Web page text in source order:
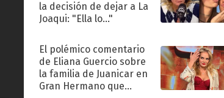
la decisión de dejar a La
Joaqui: "Ella lo..."
El polémico comentario
de Eliana Guercio sobre
la familia de Juanicar en
Gran Hermano que